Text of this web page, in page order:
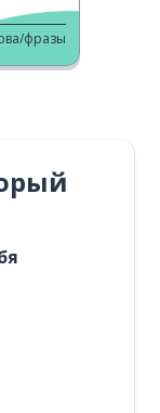
фразы